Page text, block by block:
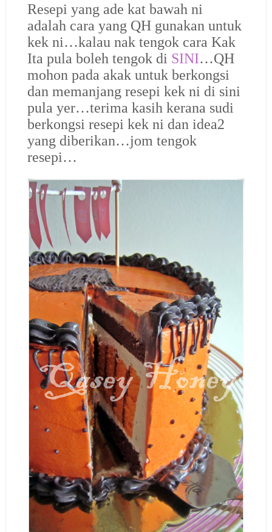
Resepi yang ade kat bawah ni
adalah cara yang QH gunakan untuk
kek ni…kalau nak tengok cara Kak
Ita pula boleh tengok di SINI…QH
mohon pada akak untuk berkongsi
dan memanjang resepi kek ni di sini
pula yer…terima kasih kerana sudi
berkongsi resepi kek ni dan idea2
yang diberikan…jom tengok
resepi…